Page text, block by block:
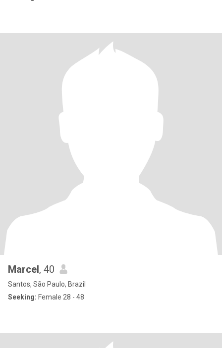
Marcel, 40
Santos, São Paulo, Brazil
Seeking: Female 28 - 48